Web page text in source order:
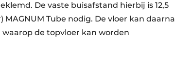
De vaste buisafstand hierbij is 12,5
Tube nodig. De vloer kan daarna
de topvloer kan worden